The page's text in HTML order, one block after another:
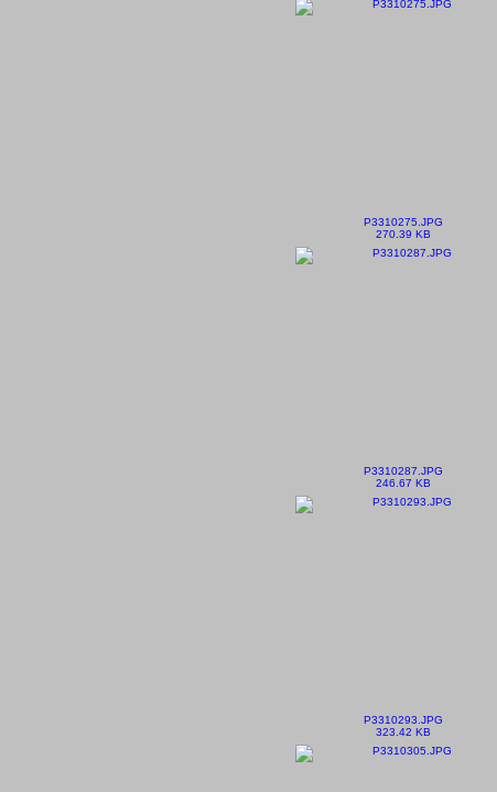
P3310275.JPG
270.39 KB
P3310287.JPG
246.67 KB
P3310293.JPG
323.42 KB